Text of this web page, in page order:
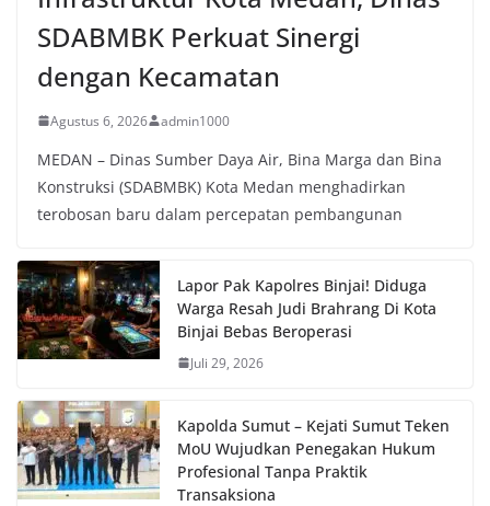
SDABMBK Perkuat Sinergi
dengan Kecamatan
Agustus 6, 2026 admin1000
MEDAN – Dinas Sumber Daya Air, Bina Marga dan Bina
Konstruksi (SDABMBK) Kota Medan menghadirkan
terobosan baru dalam percepatan pembangunan
Lapor Pak Kapolres Binjai! Diduga
Warga Resah Judi Brahrang Di Kota
Binjai Bebas Beroperasi
Juli 29, 2026
Kapolda Sumut – Kejati Sumut Teken
MoU Wujudkan Penegakan Hukum
Profesional Tanpa Praktik
Transaksiona